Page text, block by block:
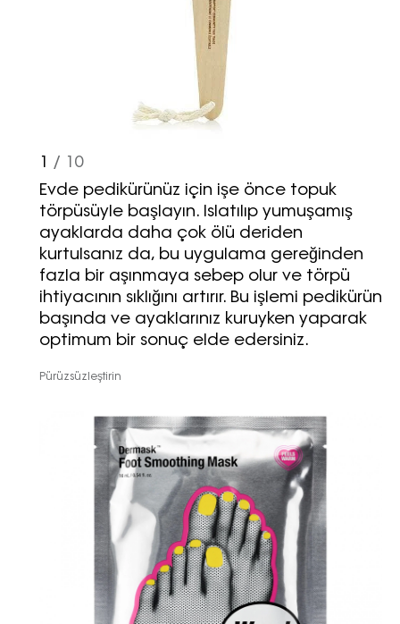
1 / 10
Evde pedikürünüz için işe önce topuk
törpüsüyle başlayın. Islatılıp yumuşamış
ayaklarda daha çok ölü deriden
kurtulsanız da, bu uygulama gereğinden
fazla bir aşınmaya sebep olur ve törpü
ihtiyacının sıklığını artırır. Bu işlemi pedikürün
başında ve ayaklarınız kuruyken yaparak
optimum bir sonuç elde edersiniz.
Pürüzsüzleştirin